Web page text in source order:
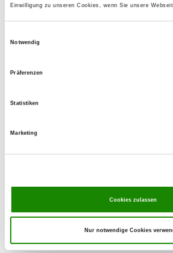
Einwilligung zu unseren Cookies, wenn Sie unsere
Notwendig
Präferenzen
Statistiken
Marketing
Cookies zulassen
Nur notwendige Cookies
Neue Vockenroter Steige 111
OG - Faulbach/Main